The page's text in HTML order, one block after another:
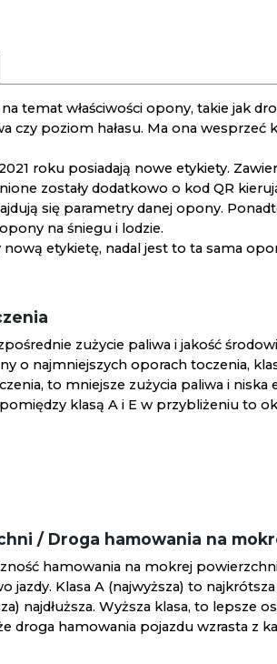
temat właściwości opony, takie jak
czy poziom hałasu. Ma ona wesprzeć
roku posiadają nowe etykiety.
zostały dodatkowo o kod QR
się parametry danej opony.
na śniegu i lodzie.
etykietę, nadal jest to ta sama
zużycie paliwa i jakość
o najmniejszych oporach toczenia,
to mniejsze zużycia paliwa i niska
klasą A i E w przybliżeniu to
/ Droga hamowania na
hamowania na mokrej
jazdy. Klasa A (najwyższa) to
najdłuższa. Wyższa klasa, to lepsze
droga hamowania pojazdu wzrasta z